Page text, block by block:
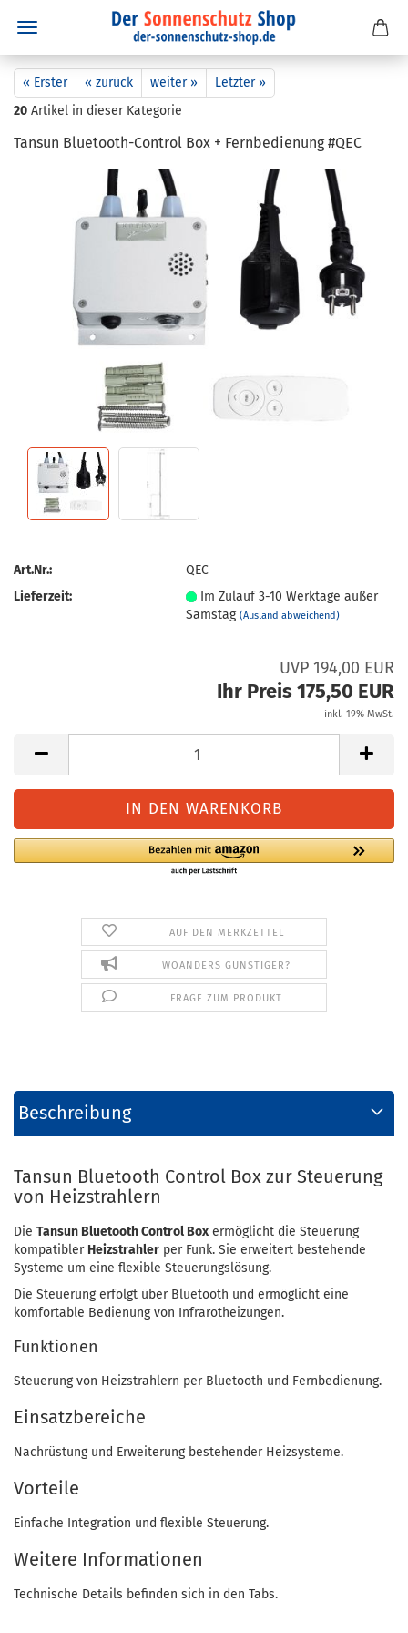
« Erster « zurück weiter »
Letzter »
20 Artikel in dieser Kategorie
Tan­s­un Bluetooth-​Control Box + Fern­be­die­nung #QEC
Art.Nr.:
QEC
Lieferzeit:
Im Zulauf 3-10 Werktage außer
Samstag(Ausland abweichend)
UVP 194,00 EUR
Ihr Preis 175,50 EUR
inkl. 19% MwSt.
AUF DEN MERKZETTEL
WOANDERS GÜNSTIGER?
FRAGE ZUM PRODUKT
Beschreibung
Tansun Bluetooth Control Box zur Steuerung
von Heizstrahlern
Die Tansun Bluetooth Control Box ermöglicht die Steuerung
kompatibler Heizstrahler per Funk. Sie erweitert bestehende
Systeme um eine flexible Steuerungslösung.
Die Steuerung erfolgt über Bluetooth und ermöglicht eine
komfortable Bedienung von Infrarotheizungen.
Funktionen
Steuerung von Heizstrahlern per Bluetooth und Fernbedienung.
Einsatzbereiche
Nachrüstung und Erweiterung bestehender Heizsysteme.
Vorteile
Einfache Integration und flexible Steuerung.
Weitere Informationen
Technische Details befinden sich in den Tabs.